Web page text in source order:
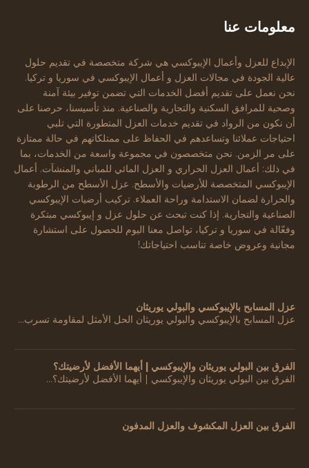
معلومات عنا
الإبداع للعزل وأعمال الإيبوكسي هي شركة متخصصة في تقديم حلول
عالية الجودة في مجالات العزل و أعمال الإيبوكسي في سوريا و تركيا.
نحن نعمل على تقديم أفضل الخدمات التي تضمن توفير بيئة آمنة
وصحية للمرافق السكنية والتجارية والصناعية. منذ تأسيسنا، حرصنا على
أن نكون من الرواد في تقديم خدمات العزل المتطورة التي تلبي
احتياجات عملائنا وتساعدهم في الحفاظ على ممتلكاتهم في حالة ممتازة
على مر الزمن. نحن متخصصون في مجموعة واسعة من الخدمات، بما
في ذلك: أعمال العزل الحراري و العزل المائي للمباني والمنشآت. أعمال
الإيبوكسي المتخصصة للأرضيات والأسطح. عزل الأسطح من الرطوبة
والحرارة لضمان الاستدامة وراحة العملاء. تركيب أرضيات الإيبوكسي
الصناعية والتجارية. إذا كنت تبحث عن حلول عزل و إيبوكسي مبتكرة
وفعّالة في سوريا و تركيا، تواصل معنا اليوم للحصول على استشارة
مجانية وعروض خاصة تناسب احتياجاتك!
عزل المسابح بالإيبوكسي والبولي يوريثان
عزل المسابح بالإيبوكسي والبولي يوريثان الحل الأمثل لمقاومة تسرب…
الفرق بين البولي يوريثان والإيبوكسي | أيهما الأفضل لأرضيتك؟
الفرق بين البولي يوريثان والإيبوكسي | أيهما الأفضل لأرضيتك؟…
الفرق بين العزل المكشوف والعزل المدفون